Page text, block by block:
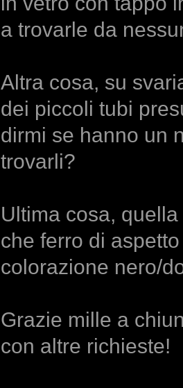
a trovarle da
Altra cosa, su
dei piccoli tubi
dirmi se hanno un
trovarli?
Ultima cosa,
che ferro di
colorazione nero/
Grazie mille a
con altre richieste!